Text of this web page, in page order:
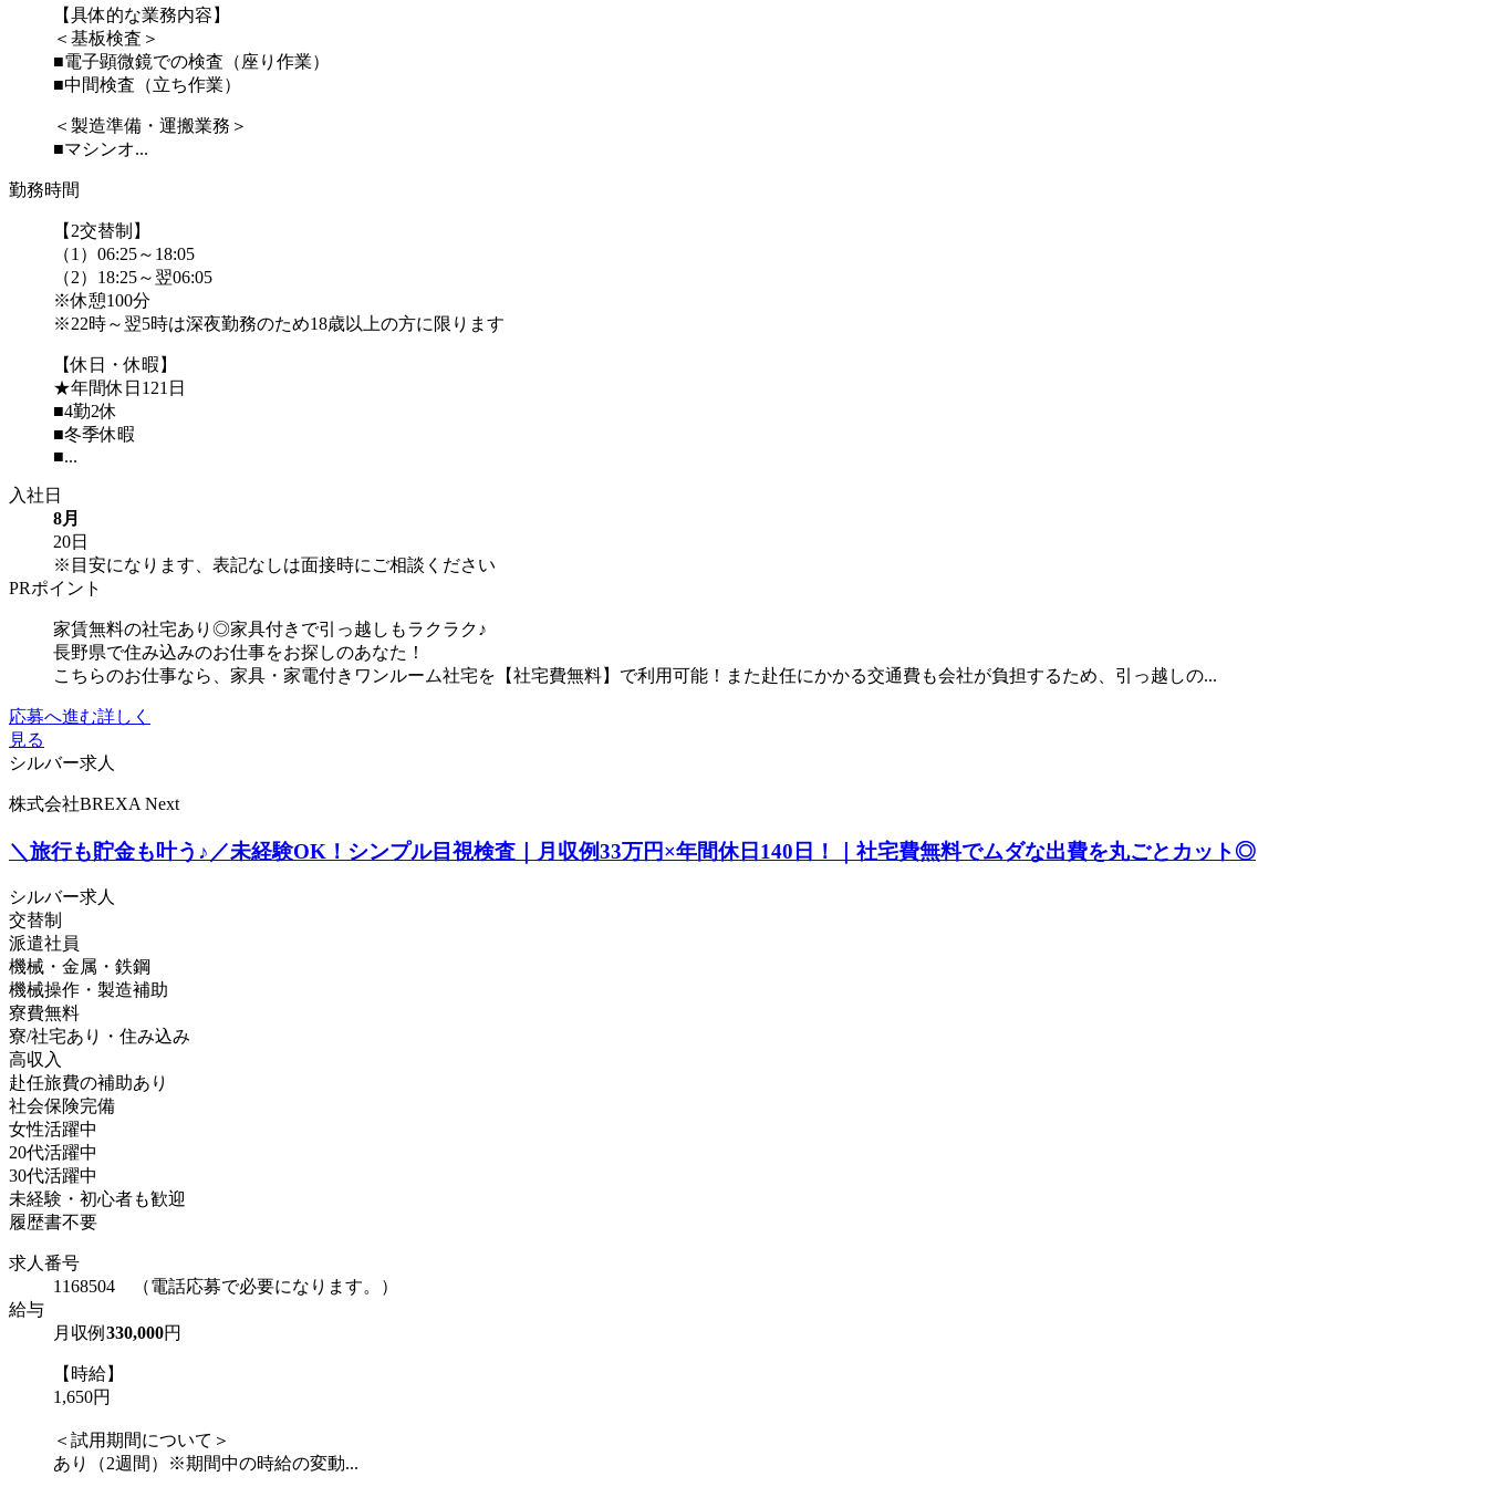
【具体的な業務内容】
＜基板検査＞
■電子顕微鏡での検査（座り作業）
■中間検査（立ち作業）
＜製造準備・運搬業務＞
■マシンオ...
勤務時間
【2交替制】
（1）06:25～18:05
（2）18:25～翌06:05
※休憩100分
※22時～翌5時は深夜勤務のため18歳以上の方に限ります
【休日・休暇】
★年間休日121日
■4勤2休
■冬季休暇
■...
入社日
8月
20日
※目安になります、表記なしは面接時にご相談ください
PRポイント
家賃無料の社宅あり◎家具付きで引っ越しもラクラク♪
長野県で住み込みのお仕事をお探しのあなた！
こちらのお仕事なら、家具・家電付きワンルーム社宅を【社宅費無料】で利用可能！また赴任にかかる交通費も会社が負担するため、引っ越しの...
応募へ進む詳しく
見る
シルバー求人
株式会社BREXA Next
＼旅行も貯金も叶う♪／未経験OK！シンプル目視検査｜月収例33万円×年間休日140日！｜社宅費無料でムダな出費を丸ごとカット◎
シルバー求人
交替制
派遣社員
機械・金属・鉄鋼
機械操作・製造補助
寮費無料
寮/社宅あり・住み込み
高収入
赴任旅費の補助あり
社会保険完備
女性活躍中
20代活躍中
30代活躍中
未経験・初心者も歓迎
履歴書不要
求人番号
1168504 （電話応募で必要になります。）
給与
月収例 330,000円
【時給】
1,650円
＜試用期間について＞
あり（2週間）※期間中の時給の変動...